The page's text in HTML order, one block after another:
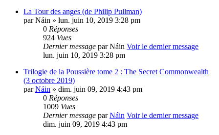
La Tour des anges (de Philip Pullman)
parNáin » lun. juin 10, 2019 3:28 pm
0 Réponses
924 Vues
Dernier message parNáin Voir le dernier message
lun. juin 10, 2019 3:28 pm
Trilogie de la Poussière tome 2 : The Secret Commonwealth
(3 octobre 2019)
parNáin » dim. juin 09, 2019 4:43 pm
0 Réponses
1009 Vues
Dernier message parNáin Voir le dernier message
dim. juin 09, 2019 4:43 pm